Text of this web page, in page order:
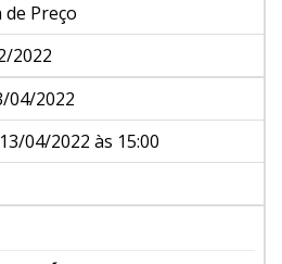
de Preço
2022
04/2022
13/04/2022 às 15:00